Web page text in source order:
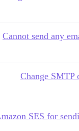
Cannot send any
Change SMTP
SES for